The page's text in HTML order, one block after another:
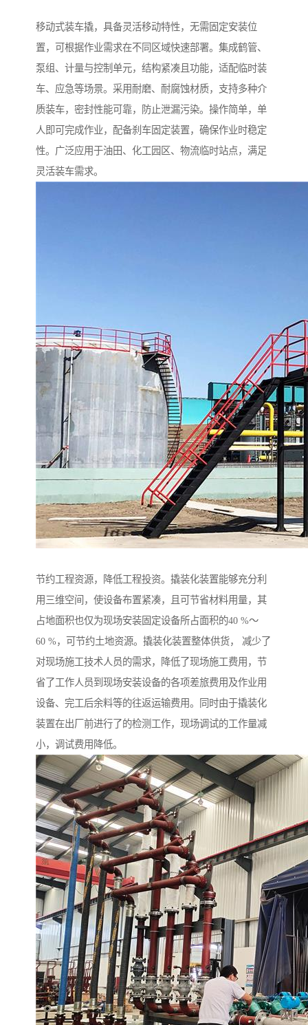
移动式装车撬，具备灵活移动特性，无需固定安装位
置，可根据作业需求在不同区域快速部署。集成鹤管、
泵组、计量与控制单元，结构紧凑且功能，适配临时装
车、应急等场景。采用耐磨、耐腐蚀材质，支持多种介
质装车，密封性能可靠，防止泄漏污染。操作简单，单
人即可完成作业，配备刹车固定装置，确保作业时稳定
性。广泛应用于油田、化工园区、物流临时站点，满足
灵活装车需求。
节约工程资源，降低工程投资。撬装化装置能够充分利
用三维空间，使设备布置紧凑，且可节省材料用量，其
占地面积也仅为现场安装固定设备所占面积的40 %～
60 %，可节约土地资源。撬装化装置整体供货， 减少了
对现场施工技术人员的需求，降低了现场施工费用，节
省了工作人员到现场安装设备的各项差旅费用及作业用
设备、完工后余料等的往返运输费用。同时由于撬装化
装置在出厂前进行了的检测工作，现场调试的工作量减
小，调试费用降低。